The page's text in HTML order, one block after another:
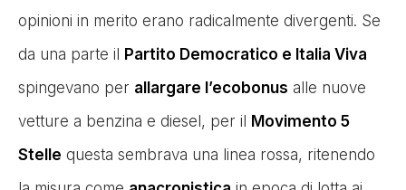
opinioni in merito erano radicalmente divergenti. Se
da una parte il
Partito Democratico e Italia Viva
spingevano per allargare l’ecobonus alle nuove
vetture a benzina e diesel, per il
Movimento 5
Stelle questa sembrava una linea rossa, ritenendo